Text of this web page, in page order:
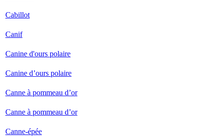
Cabillot
Canif
Canine d'ours polaire
Canine d’ours polaire
Canne à pommeau d’or
Canne à pommeau d’or
Canne-épée